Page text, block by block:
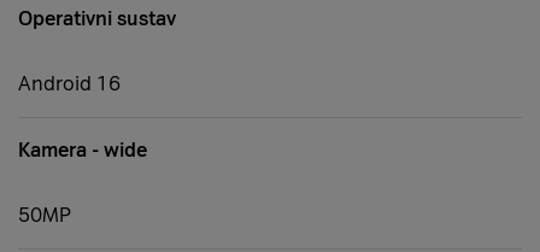
Operativni sustav
Android 16
Kamera - wide
50MP